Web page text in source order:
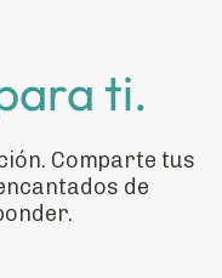
ti.
Comparte tus
de